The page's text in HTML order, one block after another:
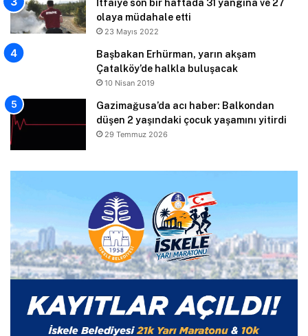
İtfaiye son bir haftada 31 yangına ve 27
olaya müdahale etti
23 Mayıs 2022
Başbakan Erhürman, yarın akşam
Çatalköy’de halkla buluşacak
10 Nisan 2019
Gazimağusa’da acı haber: Balkondan
düşen 2 yaşındaki çocuk yaşamını yitirdi
29 Temmuz 2026